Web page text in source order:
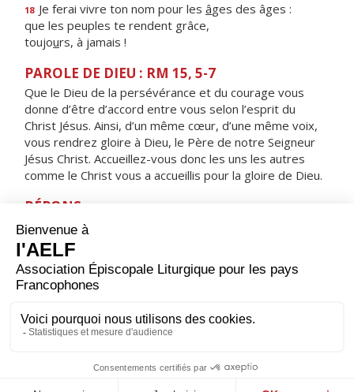
18 Je ferai vivre ton nom pour les âges des âges :
que les peuples te rendent grâce,
toujours, à jamais !
PAROLE DE DIEU : RM 15, 5-7
Que le Dieu de la persévérance et du courage vous
donne d’être d’accord entre vous selon l’esprit du
Christ Jésus. Ainsi, d’un même cœur, d’une même voix,
vous rendrez gloire à Dieu, le Père de notre Seigneur
Jésus Christ. Accueillez-vous donc les uns les autres
comme le Christ vous a accueillis pour la gloire de Dieu.
RÉPONS
V/ Le Seigneur aime son peuple,
il donne aux humbles l’éclat de la victoire.
ORAISON
Seigneur, foyer brûlant de charité, accorde-nous une
que tout et d’aimer nos frères à cause de toi. Par Jésus,